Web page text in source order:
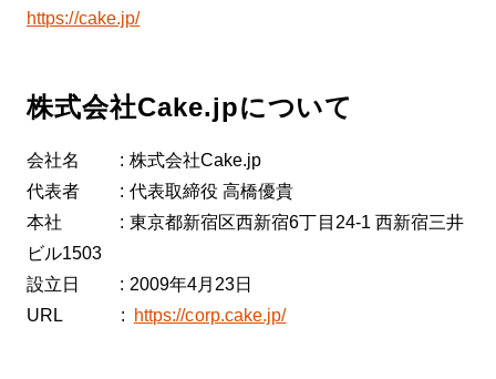
https://cake.jp/
株式会社Cake.jpについて
会社名 : 株式会社Cake.jp
代表者 : 代表取締役 高橋優貴
本社 : 東京都新宿区西新宿6丁目24-1 西新宿三井
ビル1503
設立日 : 2009年4月23日
URL :
https://corp.cake.jp/